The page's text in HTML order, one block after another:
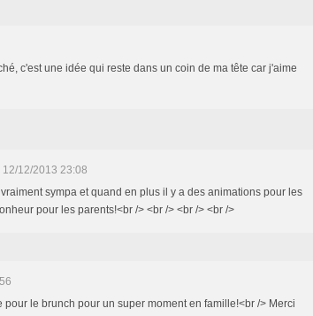
c'est une idée qui reste dans un coin de ma tête car j'aime
12/12/2013 23:08
sympa et quand en plus il y a des animations pour les
pour les parents!<br /> <br /> <br /> <br />
pour le brunch pour un super moment en famille!<br /> Merci